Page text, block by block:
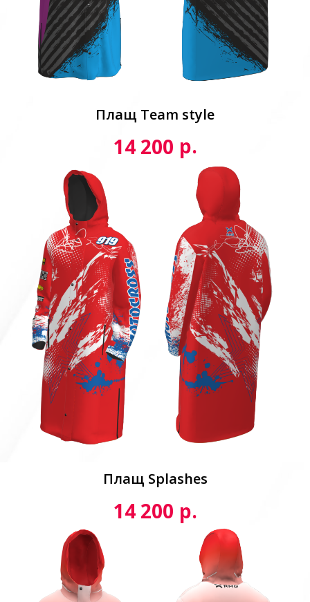
Плащ Team style
14 200 р.
Плащ Splashes
14 200 р.